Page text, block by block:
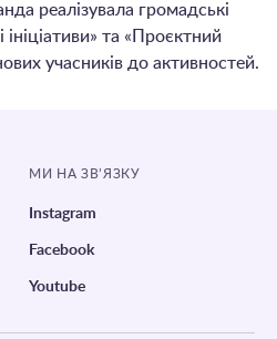
реалізувала громадські
та «Проєктний
учасників до активностей.
МИ НА ЗВ’ЯЗКУ
Instagram
Facebook
Youtube